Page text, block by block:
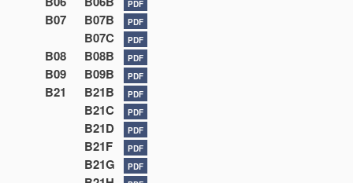
PDF
B07 B07B PDF
B07C PDF
B08 B08B PDF
B09 B09B PDF
B21 B21B PDF
B21C PDF
B21D PDF
B21F PDF
B21G PDF